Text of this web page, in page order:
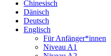
Chinesisch
Dänisch
Deutsch
Englisch
Für Anfänger*innen
Niveau A1